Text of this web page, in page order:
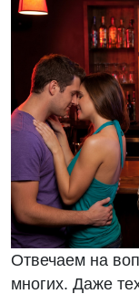
Отвечаем на
многих. Даже